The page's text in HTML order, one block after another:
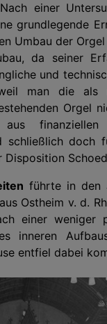
einer
grundlegende
Umbau der
da seiner
und
man die als
Orgel
schließlich doch
Disposition
führte in den
Ostheim v. d.
einer weniger
inneren
entfiel dabei